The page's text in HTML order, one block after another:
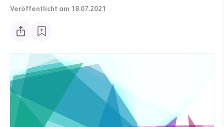
Veröffentlicht am 18.07.2021